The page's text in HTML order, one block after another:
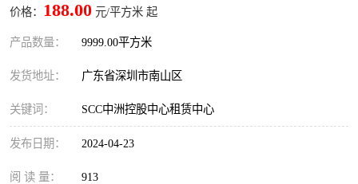
价格： 188.00 元/平方米 起
产品数量： 9999.00平方米
发货地址： 广东省深圳市南山区
关键词： SCC中洲控股中心租赁中心
发布日期： 2024-04-23
阅 读 量： 913
车公庙
中心区
南山区 西丽